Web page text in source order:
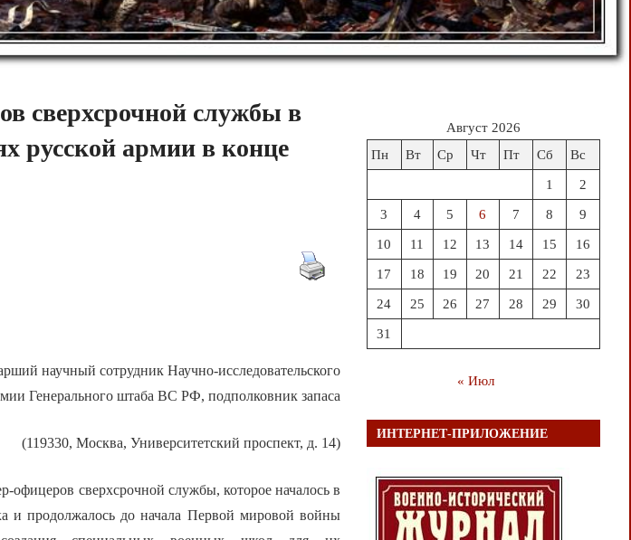
сверхсрочной службы в
русской армии в конце
научный сотрудник Научно-исследовательского
Генерального штаба ВС РФ, подполковник запаса
(119330, Москва, Университетский проспект, д. 14)
офицеров сверхсрочной службы, которое началось в
и продолжалось до начала Первой мировой войны
Август 2026
Пн
Вт Ср Чт Пт Сб Вс
1 2
3 4 5 6 7 8 9
10 11 12 13 14 15 16
17 18 19 20 21 22 23
24 25 26 27 28 29 30
31
« Июл
ИНТЕРНЕТ-ПРИЛОЖЕНИЕ